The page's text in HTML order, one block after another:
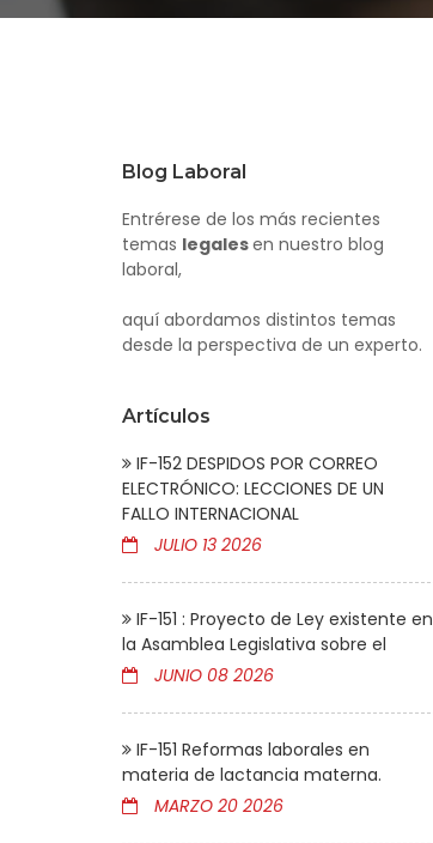
Blog Laboral
Entrérese de los más recientes
temas legalesen nuestro blog
laboral,
aquí abordamos distintos temas
desde la perspectiva de un experto.
Artículos
IF-152 DESPIDOS POR CORREO
ELECTRÓNICO: LECCIONES DE UN
FALLO INTERNACIONAL
JULIO 13 2026
IF-151 : Proyecto de Ley existente en
la Asamblea Legislativa sobre el
JUNIO 08 2026
IF-151 Reformas laborales en
materia de lactancia materna.
MARZO 20 2026